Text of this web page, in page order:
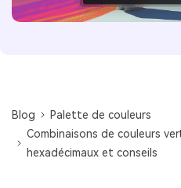
Blog
Palette de couleurs
Combinaisons de couleurs
hexadécimaux et conseils